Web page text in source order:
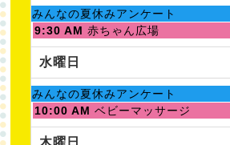
月
1st
2026
土
曜
日,
月
1st
2026
みんなの夏休みアンケート
火
曜
日,
月
4th
2026
9:30 AM 赤ちゃん広場
水曜日
土
曜
日,
みんなの夏休みアンケート
水
曜
日,
10:00 AM ベビーマッサージ